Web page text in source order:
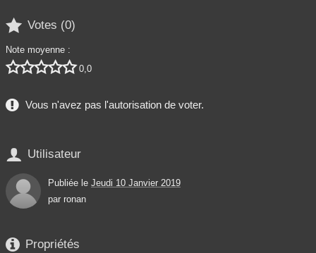
 Votes (0)
Note moyenne :
 0,0
Vous n'avez pas l'autorisation de voter.
 Utilisateur
Publiée le Jeudi 10 Janvier 2019
par ronan
 Propriétés